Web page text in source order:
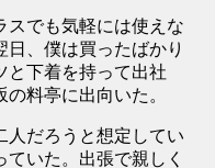
でも気軽には使えな
、僕は買ったばかり
と下着を持って出社
料亭に出向いた。
だろうと想定してい
いた。出張で親しく